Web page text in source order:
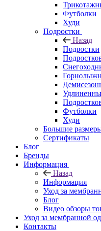
Футболки
Худи
Подростки
Назад
Подростки
Футболки
Худи
Большие
Сертификаты
Блог
Бренды
Информация
Назад
Информация
Уход за
Блог
Видео обзоры
Уход за мембранной
Контакты